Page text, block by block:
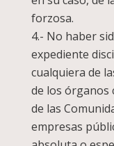
forzosa.
4.- No haber
expediente
cualquiera de
de los órganos
de las
empresas